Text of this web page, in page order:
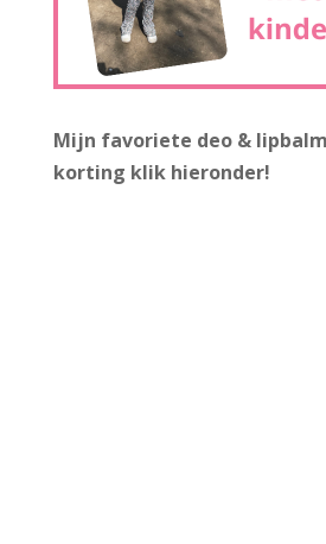
Mijn favoriete deo &
korting klik hieronder!